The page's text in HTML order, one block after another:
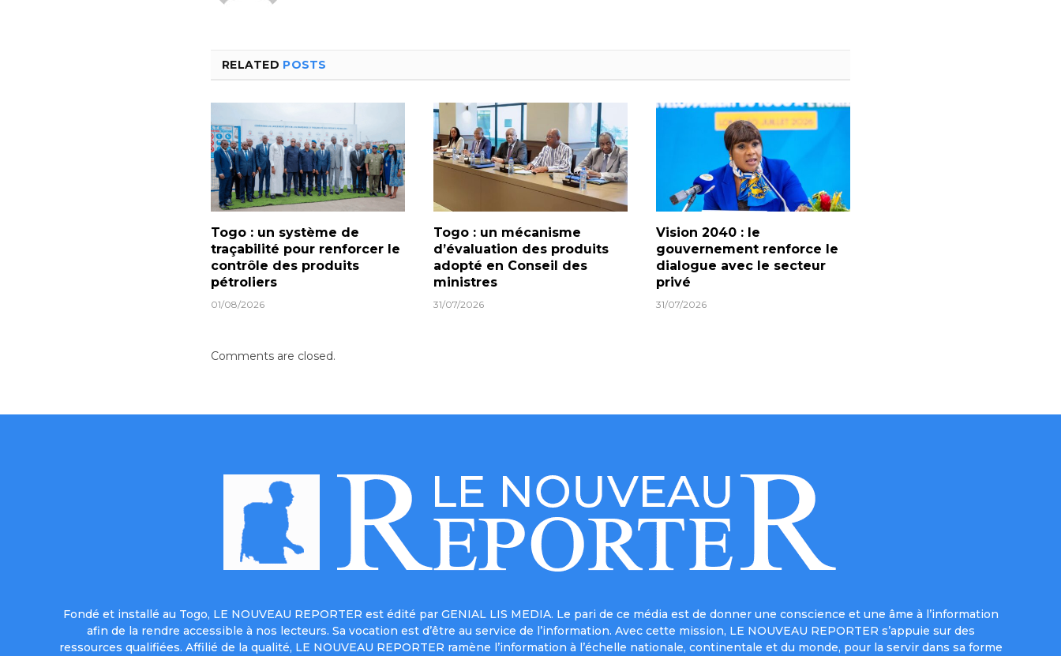
RELATED POSTS
Togo : un système de
traçabilité pour renforcer le
contrôle des produits
pétroliers
01/08/2026
Togo : un mécanisme
d’évaluation des produits
adopté en Conseil des
ministres
31/07/2026
Vision 2040 : le
gouvernement renforce le
dialogue avec le secteur
privé
31/07/2026
Comments are closed.
Fondé et installé au Togo, LE NOUVEAU REPORTER est édité par GENIAL LIS MEDIA. Le pari de ce média est de donner une conscience et une âme à l’information
afin de la rendre accessible à nos lecteurs. Sa vocation est d’être au service de l’information. Avec cette mission, LE NOUVEAU REPORTER s’appuie sur des
ressources qualifiées. Affilié de la qualité, LE NOUVEAU REPORTER ramène l’information à l’échelle nationale, continentale et du monde, pour la servir dans sa forme